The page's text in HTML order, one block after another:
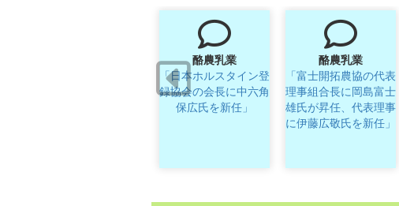
酪農乳業
「日本ホルスタイン登
録協会の会長に中六角
保広氏を新任」
酪農乳業
「富士開拓農協の代表
理事組合長に岡島富士
雄氏が昇任、代表理事
に伊藤広敬氏を新任」